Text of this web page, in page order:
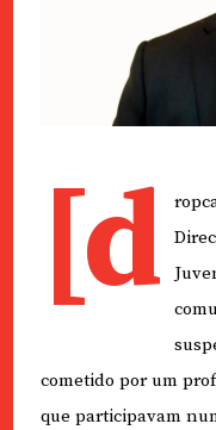
[d
cometido por um
que participavam